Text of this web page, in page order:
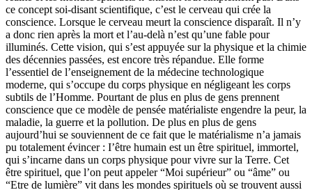
ce concept soi-disant scientifique, c’est le cerveau qui crée la
conscience. Lorsque le cerveau meurt la conscience disparaît. Il n’y
a donc rien après la mort et l’au-delà n’est qu’une fable pour
illuminés. Cette vision, qui s’est appuyée sur la physique et la chimie
des décennies passées, est encore très répandue. Elle forme
l’essentiel de l’enseignement de la médecine technologique
moderne, qui s’occupe du corps physique en négligeant les corps
subtils de l’Homme. Pourtant de plus en plus de gens prennent
conscience que ce modèle de pensée matérialiste engendre la peur, la
maladie, la guerre et la pollution. De plus en plus de gens
aujourd’hui se souviennent de ce fait que le matérialisme n’a jamais
pu totalement évincer : I’être humain est un être spirituel, immortel,
qui s’incarne dans un corps physique pour vivre sur la Terre. Cet
être spirituel, que l’on peut appeler “Moi supérieur” ou “âme” ou
“Etre de lumière” vit dans les mondes spirituels où se trouvent aussi